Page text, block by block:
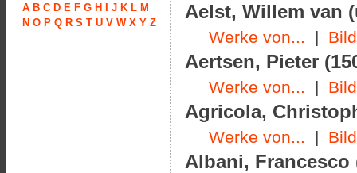
Aelst, Willem van
Werke von... |
Aertsen, Pieter
Werke von... |
Agricola,
Werke von... |
Albani, Francesco
A B C D E F G H J K L M
N O P Q R S T U V W X Y Z